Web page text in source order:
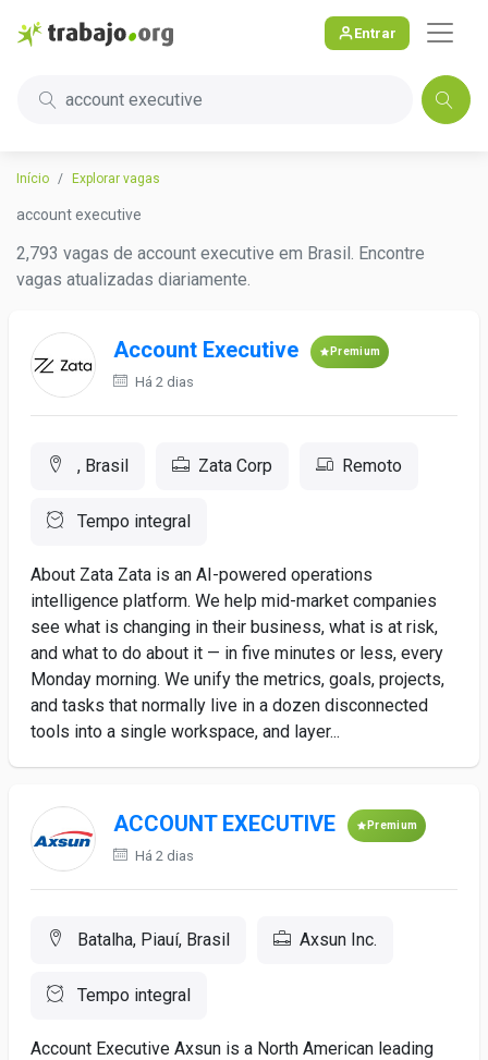
Entrar
account executive
Início Explorar vagas
account executive
2,793 vagas de account executive em Brasil. Encontre
vagas atualizadas diariamente.
Account Executive Premium
Há 2 dias
, Brasil Zata Corp Remoto
Tempo integral
About Zata Zata is an AI-powered operations
intelligence platform. We help mid-market companies
see what is changing in their business, what is at risk,
and what to do about it — in five minutes or less, every
Monday morning. We unify the metrics, goals, projects,
and tasks that normally live in a dozen disconnected
tools into a single workspace, and layer...
ACCOUNT EXECUTIVE Premium
Há 2 dias
Batalha, Piauí, Brasil Axsun Inc.
Tempo integral
Account Executive Axsun is a North American leading